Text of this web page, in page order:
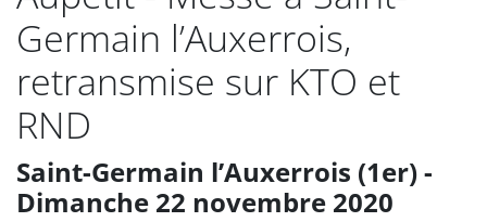
Germain l’Auxerrois,
retransmise sur KTO et
RND
Saint-Germain l’Auxerrois (1er) -
Dimanche 22 novembre 2020